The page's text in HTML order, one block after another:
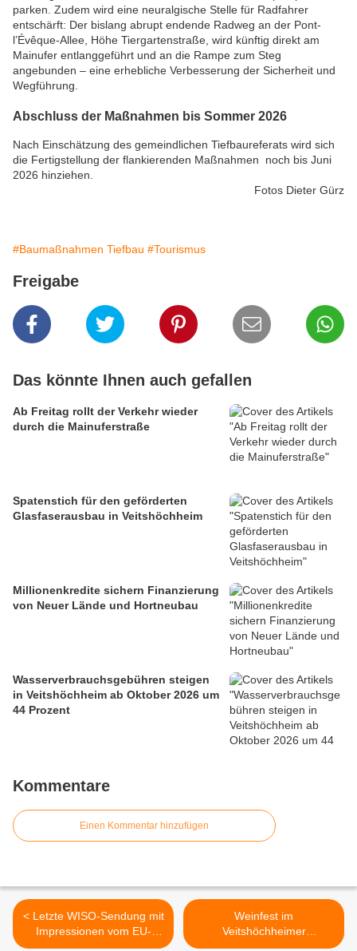
parken. Zudem wird eine neuralgische Stelle für Radfahrer
entschärft: Der bislang abrupt endende Radweg an der Pont-
l’Évêque-Allee, Höhe Tiergartenstraße, wird künftig direkt am
Mainufer entlanggeführt und an die Rampe zum Steg
angebunden – eine erhebliche Verbesserung der Sicherheit und
Wegführung.
Abschluss der Maßnahmen bis Sommer 2026
Nach Einschätzung des gemeindlichen Tiefbaureferats wird sich
die Fertigstellung der flankierenden Maßnahmen noch bis Juni
2026 hinziehen.
Fotos Dieter Gürz
#Baumaßnahmen Tiefbau #Tourismus
Freigabe
Das könnte Ihnen auch gefallen
Ab Freitag rollt der Verkehr wieder
durch die Mainuferstraße
Spatenstich für den geförderten
Glasfaserausbau in Veitshöchheim
Millionenkredite sichern Finanzierung
von Neuer Lände und Hortneubau
Wasserverbrauchsgebühren steigen
in Veitshöchheim ab Oktober 2026 um
44 Prozent
Kommentare
Einen Kommentar hinzufügen
< Letzte WISO-Sendung mit
Impressionen vom EU-
Mittelpunkt in
Weinfest im
Veitshöchheimer
Rokokogarten vom 1.-4.